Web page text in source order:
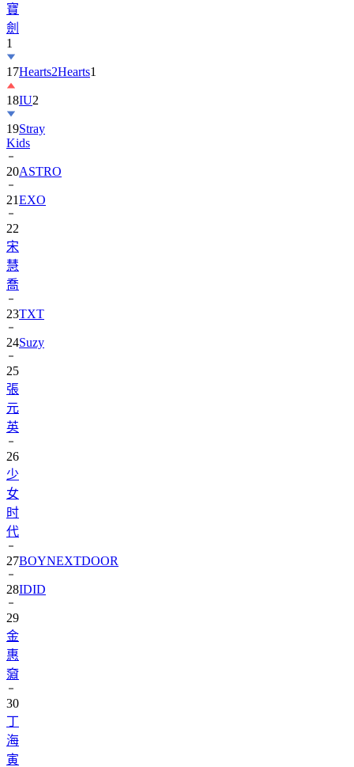
寶
劍
1
17Hearts2Hearts1
18IU2
19Stray
Kids
20ASTRO
21EXO
22
宋
慧
喬
23TXT
24Suzy
25
張
元
英
26
少
女
时
代
27BOYNEXTDOOR
28IDID
29
金
惠
奫
30
丁
海
寅